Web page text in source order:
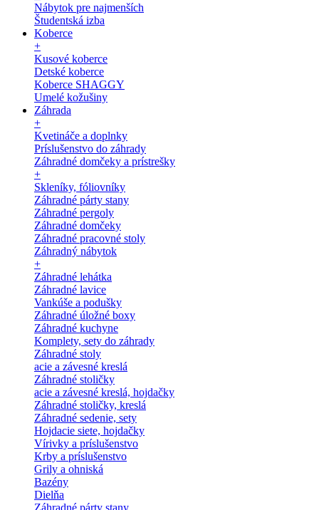
Nábytok pre najmenších
Študentská izba
Koberce
+
Kusové koberce
Detské koberce
Koberce SHAGGY
Umelé kožušiny
Záhrada
+
Kvetináče a doplnky
Príslušenstvo do záhrady
Záhradné domčeky a prístrešky
+
Skleníky, fóliovníky
Záhradné párty stany
Záhradné pergoly
Záhradné domčeky
Záhradné pracovné stoly
Záhradný nábytok
+
Záhradné lehátka
Záhradné lavice
Vankúše a podušky
Záhradné úložné boxy
Záhradné kuchyne
Komplety, sety do záhrady
Záhradné stoly
acie a závesné kreslá
Záhradné stoličky
acie a závesné kreslá, hojdačky
Záhradné stoličky, kreslá
Záhradné sedenie, sety
Hojdacie siete, hojdačky
Vírivky a príslušenstvo
Krby a príslušenstvo
Grily a ohniská
Bazény
Dielňa
Záhradné párty stany